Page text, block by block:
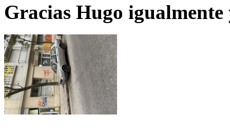
Gracias Hugo igualmente